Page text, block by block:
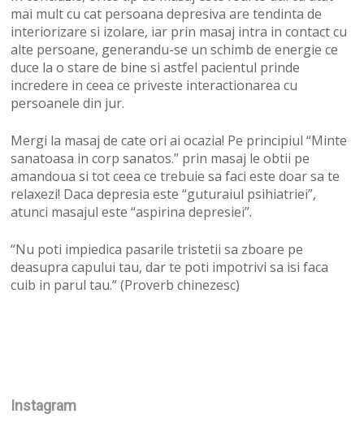
mai mult cu cat persoana depresiva are tendinta de
interiorizare si izolare, iar prin masaj intra in contact cu
alte persoane, generandu-se un schimb de energie ce
duce la o stare de bine si astfel pacientul prinde
incredere in ceea ce priveste interactionarea cu
persoanele din jur.
Mergi la masaj de cate ori ai ocazia! Pe principiul “Minte
sanatoasa in corp sanatos.” prin masaj le obtii pe
amandoua si tot ceea ce trebuie sa faci este doar sa te
relaxezi! Daca depresia este “guturaiul psihiatriei”,
atunci masajul este “aspirina depresiei”.
“Nu poti impiedica pasarile tristetii sa zboare pe
deasupra capului tau, dar te poti impotrivi sa isi faca
cuib in parul tau.” (Proverb chinezesc)
Instagram